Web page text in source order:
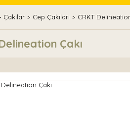
Çakılar Cep Çakıları CRKT
Çakı